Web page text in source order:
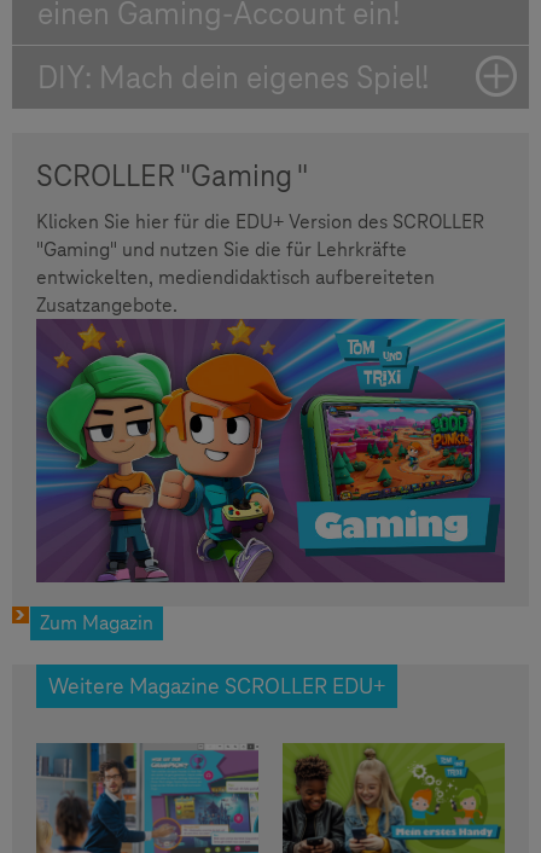
einen Gaming-Account ein!
DIY: Mach dein eigenes Spiel!
SCROLLER "Gaming "
Klicken Sie hier für die EDU+ Version des SCROLLER
"Gaming" und nutzen Sie die für Lehrkräfte
entwickelten, mediendidaktisch aufbereiteten
Zusatzangebote.
Zum Magazin
Weitere Magazine SCROLLER EDU+